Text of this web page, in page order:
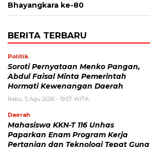
Bhayangkara ke-80
BERITA TERBARU
Politik
Soroti Pernyataan Menko Pangan,
Abdul Faisal Minta Pemerintah
Hormati Kewenangan Daerah
Rabu, 5 Agu 2026 - 19:57 WITA
Daerah
Mahasiswa KKN-T 116 Unhas
Paparkan Enam Program Kerja
Pertanian dan Teknologi Tepat Guna